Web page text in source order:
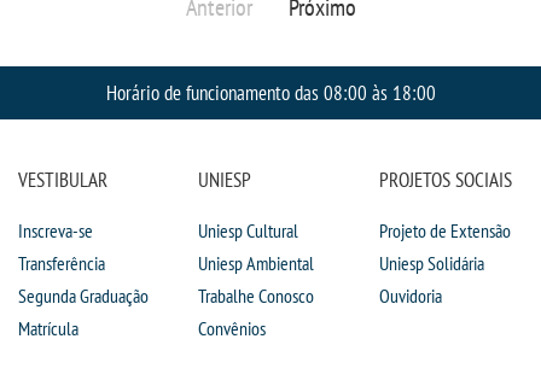
Anterior Próximo
Horário de funcionamento das 08:00 às 18:00
VESTIBULAR
Inscreva-se
Transferência
Segunda Graduação
Matrícula
UNIESP
Uniesp Cultural
Uniesp Ambiental
Trabalhe Conosco
Convênios
PROJETOS SOCIAIS
Projeto de Extensão
Uniesp Solidária
Ouvidoria